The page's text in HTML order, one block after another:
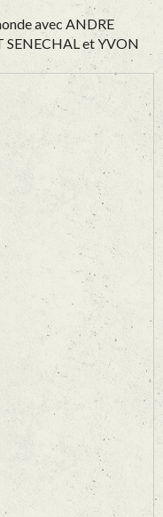
avec ANDRE
SENECHAL et YVON